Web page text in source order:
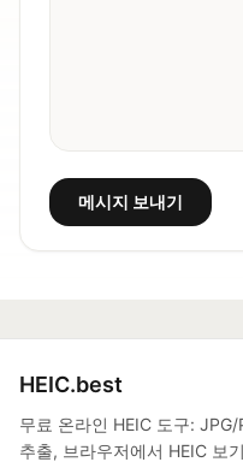
메시지 보내기
HEIC.best
무료 온라인 HEIC 도구:
추출, 브라우저에서 HEIC 보